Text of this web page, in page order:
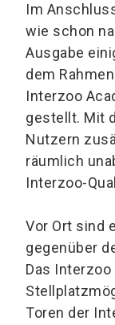
Im
wie schon
Ausgabe
dem
Interzoo
gestellt. Mit
Nutzern
räumlich
Interzoo-
Vor Ort sind
gegenüber
Das Interzoo
Toren der